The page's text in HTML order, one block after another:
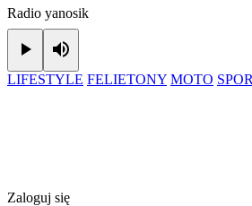
Radio yanosik
Play
LIFESTYLE FELIETONY MOTO
Zaloguj się